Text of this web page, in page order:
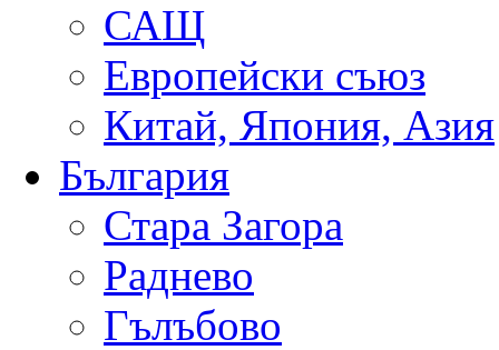
САЩ
Европейски съюз
Китай, Япония, Азия
България
Стара Загора
Раднево
Гълъбово